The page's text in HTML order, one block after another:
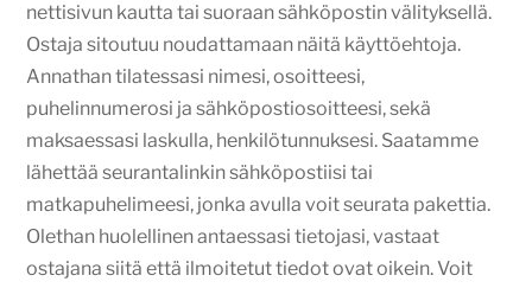
nettisivun kautta tai suoraan sähköpostin välityksellä.
Ostaja sitoutuu noudattamaan näitä käyttöehtoja.
Annathan tilatessasi nimesi, osoitteesi,
puhelinnumerosi ja sähköpostiosoitteesi, sekä
maksaessasi laskulla, henkilötunnuksesi. Saatamme
lähettää seurantalinkin sähköpostiisi tai
matkapuhelimeesi, jonka avulla voit seurata pakettia.
Olethan huolellinen antaessasi tietojasi, vastaat
ostajana siitä että ilmoitetut tiedot ovat oikein. Voit